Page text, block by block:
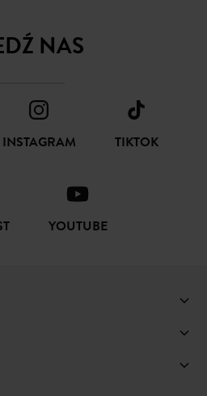
NAS
INSTAGRAM TIKTOK
YOUTUBE